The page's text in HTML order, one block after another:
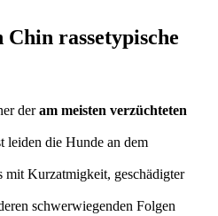
Chin rassetypische
deram meisten verzüchteten
leiden die Hunde an dem
mit Kurzatmigkeit, geschädigter
schwerwiegenden Folgen